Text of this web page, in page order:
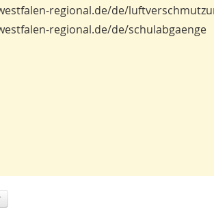
regional.de/de/
regional.de/de/schulabgaenge